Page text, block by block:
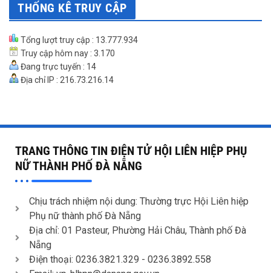
THỐNG KÊ TRUY CẬP
Tổng lượt truy cập : 13.777.934
Truy cập hôm nay : 3.170
Đang trực tuyến : 14
Địa chỉ IP : 216.73.216.14
TRANG THÔNG TIN ĐIỆN TỬ HỘI LIÊN HIỆP PHỤ
NỮ THÀNH PHỐ ĐÀ NẴNG
Chịu trách nhiệm nội dung: Thường trực Hội Liên hiệp
Phụ nữ thành phố Đà Nẵng
Địa chỉ: 01 Pasteur, Phường Hải Châu, Thành phố Đà
Nẵng
Điện thoại: 0236.3821.329 - 0236.3892.558